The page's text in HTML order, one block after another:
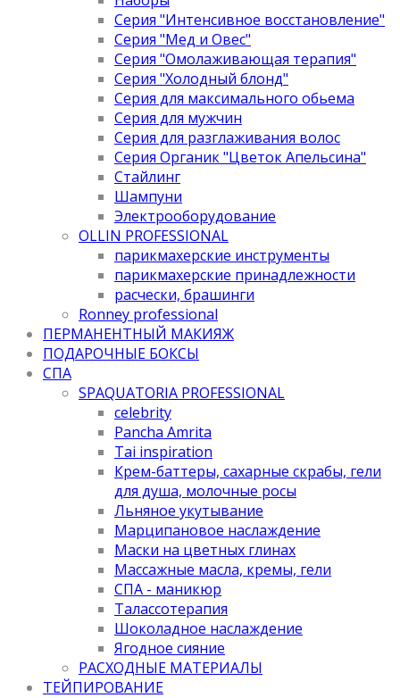
Серия "Интенсивное восстановление"
Серия "Мед и Овес"
Серия "Омолаживающая терапия"
Серия "Холодный блонд"
Серия для максимального обьема
Серия для мужчин
Серия для разглаживания волос
Серия Органик "Цветок Апельсина"
Стайлинг
Шампуни
Электрооборудование
OLLIN PROFESSIONAL
парикмахерские инструменты
парикмахерские принадлежности
расчески, брашинги
Ronney professional
ПЕРМАНЕНТНЫЙ МАКИЯЖ
ПОДАРОЧНЫЕ БОКСЫ
СПА
SPAQUATORIA PROFESSIONAL
celebrity
Pancha Amrita
Tai inspiration
Крем-баттеры, сахарные скрабы, гели
для душа, молочные росы
Льняное укутывание
Марципановое наслаждение
Маски на цветных глинах
Массажные масла, кремы, гели
СПА - маникюр
Талассотерапия
Шоколадное наслаждение
Ягодное сияние
РАСХОДНЫЕ МАТЕРИАЛЫ
ТЕЙПИРОВАНИЕ